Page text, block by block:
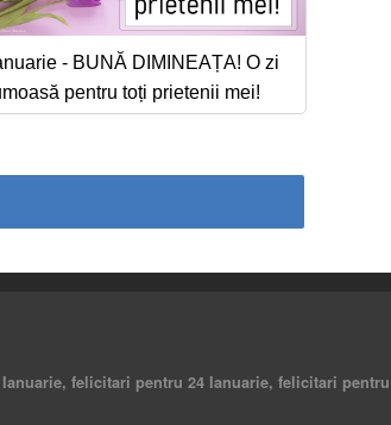
- BUNĂ DIMINEAȚA! O zi
pentru toți prietenii mei!
felicitari pentru 24 Ianuarie, felicitari